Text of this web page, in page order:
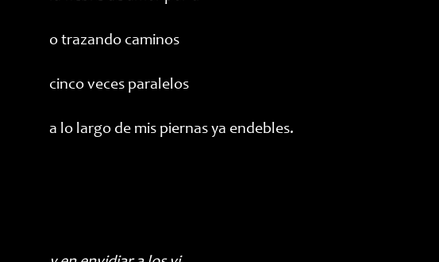
o trazando caminos
cinco veces paralelos
a lo largo de mis piernas ya endebles.